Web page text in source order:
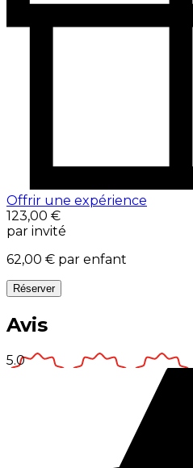
Offrir une expérience
123,00 €
par invité
62,00 € par enfant
Réserver
Avis
5.0